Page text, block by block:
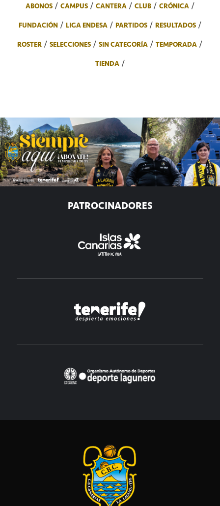
ABONOS CAMPUS CANTERA CLUB
CRÓNICA
FUNDACIÓN
LIGA ENDESA PARTIDOS
RESULTADOS
ROSTER
SELECCIONES SIN CATEGORÍA
TEMPORADA
TIENDA
PATROCINADORES